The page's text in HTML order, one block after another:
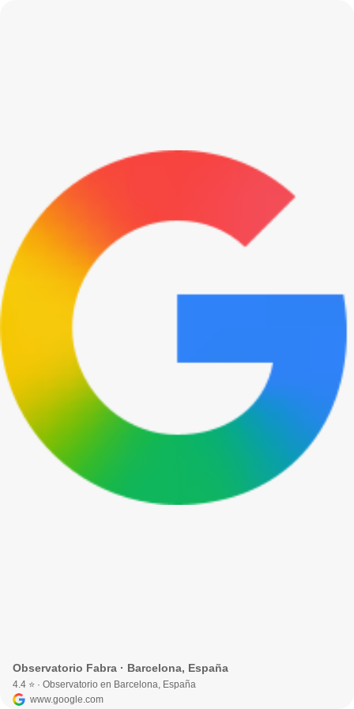
Observatorio Fabra · Barcelona, España
4.4 ⭐ · Observatorio en Barcelona, España
www.google.com